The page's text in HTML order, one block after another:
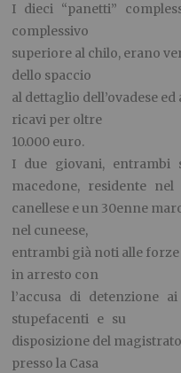
I dieci “panetti”
complessivo
superiore al chilo, erano
dello spaccio
al dettaglio dell’ovadese
ricavi per oltre
10.000 euro.
I due giovani, entrambi
macedone, residente nel
canellese e un 30enne
nel cuneese,
entrambi già noti alle
in arresto con
l’accusa di detenzione
stupefacenti e su
disposizione del
presso la Casa